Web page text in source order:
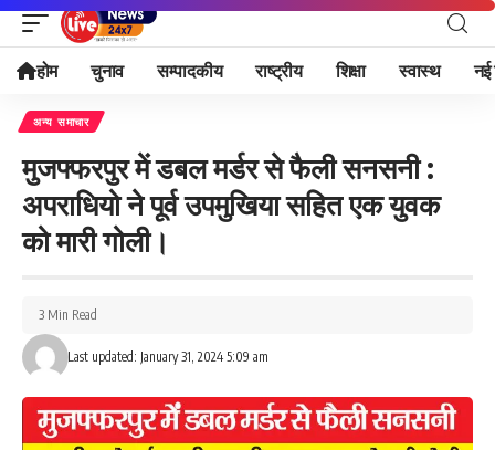
होम चुनाव सम्पादकीय राष्ट्रीय शिक्षा स्वास्थ नई
अन्य समाचार
मुजफ्फरपुर में डबल मर्डर से फैली सनसनी :
अपराधियो ने पूर्व उपमुखिया सहित एक युवक
को मारी गोली।
Last updated: January 31, 2024 5:09 am
3 Min Read